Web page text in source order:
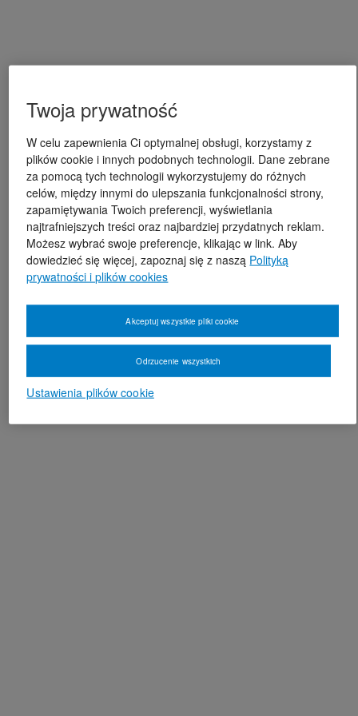
Twoja prywatność
W celu zapewnienia Ci optymalnej obsługi, korzystamy z
plików cookie i innych podobnych technologii. Dane zebrane
za pomocą tych technologii wykorzystujemy do różnych
celów, między innymi do ulepszania funkcjonalności strony,
zapamiętywania Twoich preferencji, wyświetlania
najtrafniejszych treści oraz najbardziej przydatnych reklam.
Możesz wybrać swoje preferencje, klikając w link. Aby
dowiedzieć się więcej, zapoznaj się z naszą Polityką
prywatności i plików cookies
Ustawienia plików cookie
Odrzucenie wszystkich
Akceptuj wszystkie pliki cookie